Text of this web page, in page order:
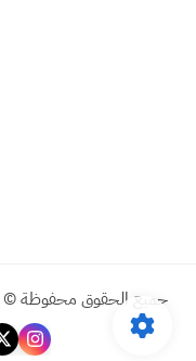
جميع الحقوق محفوظة ©